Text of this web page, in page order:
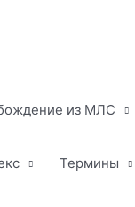
из МЛС
Термины